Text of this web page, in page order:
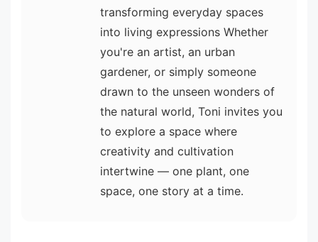
transforming everyday spaces
into living expressions Whether
you're an artist, an urban
gardener, or simply someone
drawn to the unseen wonders of
the natural world, Toni invites you
to explore a space where
creativity and cultivation
intertwine — one plant, one
space, one story at a time.